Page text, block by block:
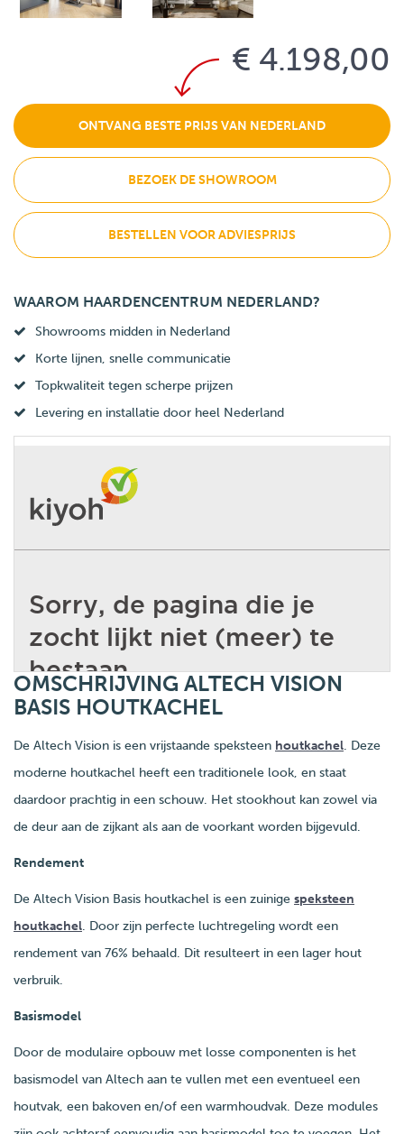
€ 4.198,00
ONTVANG BESTE PRIJS VAN NEDERLAND
BEZOEK DE SHOWROOM
BESTELLEN VOOR ADVIESPRIJS
WAAROM HAARDENCENTRUM NEDERLAND?
Showrooms midden in Nederland
Korte lijnen, snelle communicatie
Topkwaliteit tegen scherpe prijzen
Levering en installatie door heel Nederland
OMSCHRIJVING ALTECH VISION
BASIS HOUTKACHEL
De Altech Vision is een vrijstaande speksteen houtkachel. Deze
moderne houtkachel heeft een traditionele look, en staat
daardoor prachtig in een schouw. Het stookhout kan zowel via
de deur aan de zijkant als aan de voorkant worden bijgevuld.
Rendement
De Altech Vision Basis houtkachel is een zuinige speksteen
houtkachel. Door zijn perfecte luchtregeling wordt een
rendement van 76% behaald. Dit resulteert in een lager hout
verbruik.
Basismodel
Door de modulaire opbouw met losse componenten is het
basismodel van Altech aan te vullen met een eventueel een
houtvak, een bakoven en/of een warmhoudvak. Deze modules